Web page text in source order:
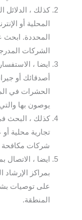
كذلك ، الدلائل
المحلية أو
المحددة.
الشركات
ايضا ،
أصدقائك أو
الحشرات في
يوصون بها
كذلك ، البحث في
تجارية محلية أو
شركات
ايضا ، الاتصال
بمراكز الإرشاد
على توصيات
المنطقة.